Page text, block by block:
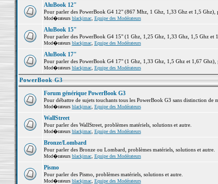
AluBook 12"
Pour parler des PowerBook G4 12" (867 Mhz, 1 Ghz, 1,33 Ghz et 1,5 Ghz),
Mod�rateurs blackjmac, Equipe des Modérateurs
AluBook 15"
Pour parler des PowerBook G4 15" (1 Ghz, 1,25 Ghz, 1,33 Ghz, 1,5 Ghz et
Mod�rateurs blackjmac, Equipe des Modérateurs
AluBook 17"
Pour parler des PowerBook G4 17" (1 Ghz, 1,33 Ghz, 1,5 Ghz et 1,67 Ghz),
Mod�rateurs blackjmac, Equipe des Modérateurs
PowerBook G3
Forum générique PowerBook G3
Pour débattre de sujets touchants tous les PowerBook G3 sans distinction de
Mod�rateurs blackjmac, Equipe des Modérateurs
WallStreet
Pour parler des WallStreet, problèmes matériels, solutions et autre.
Mod�rateurs blackjmac, Equipe des Modérateurs
Bronze/Lombard
Pour parler des Bronze ou Lombard, problèmes matériels, solutions et autre.
Mod�rateurs blackjmac, Equipe des Modérateurs
Pismo
Pour parler des Pismo, problèmes matériels, solutions et autre.
Mod�rateurs blackjmac, Equipe des Modérateurs